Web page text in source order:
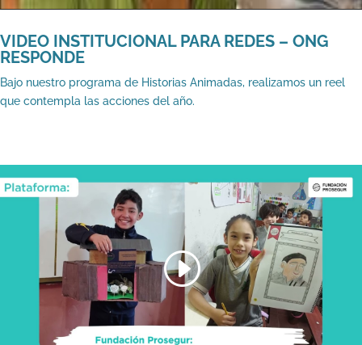
VIDEO INSTITUCIONAL PARA REDES – ONG
RESPONDE
Bajo nuestro programa de Historias Animadas, realizamos un reel
que contempla las acciones del año.